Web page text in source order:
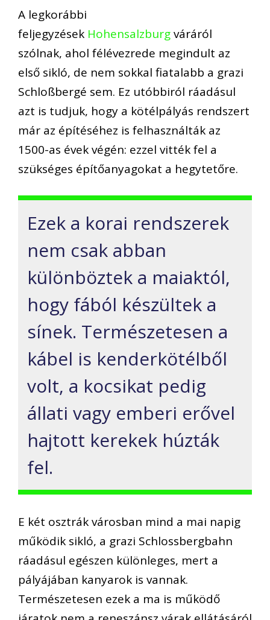
A legkorábbi
feljegyzések Hohensalzburgváráról
szólnak, ahol félévezrede megindult az
első sikló, de nem sokkal fiatalabb a grazi
Schloßbergé sem. Ez utóbbiról ráadásul
azt is tudjuk, hogy a kötélpályás rendszert
már az építéséhez is felhasználták az
1500-as évek végén: ezzel vitték fel a
szükséges építőanyagokat a hegytetőre.
Ezek a korai rendszerek
nem csak abban
különböztek a maiaktól,
hogy fából készültek a
sínek. Természetesen a
kábel is kenderkötélből
volt, a kocsikat pedig
állati vagy emberi erővel
hajtott kerekek húzták
fel.
E két osztrák városban mind a mai napig
működik sikló, a grazi Schlossbergbahn
ráadásul egészen különleges, mert a
pályájában kanyarok is vannak.
Természetesen ezek a ma is működő